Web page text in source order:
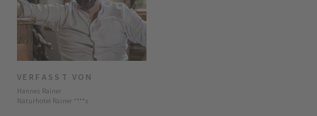
VERFASST VON
Hannes Rainer
Naturhotel Rainer ****s